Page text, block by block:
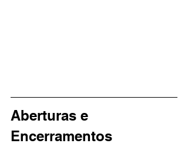
Aberturas e
Encerramentos